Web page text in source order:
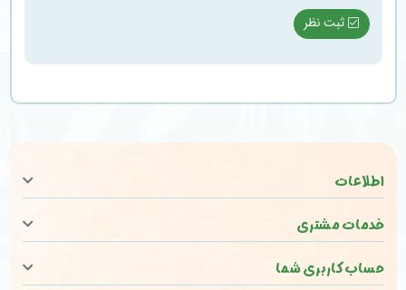
ثبت نظر
اطلاعات
خدمات مشتری
حساب کاربری شما